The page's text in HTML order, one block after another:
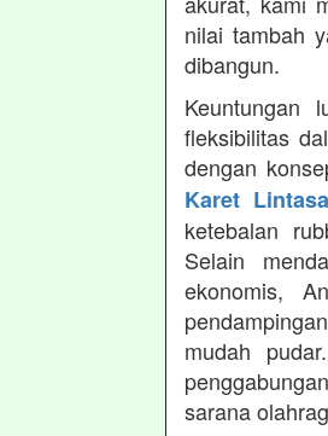
nilai tambah
dibangun.
Keuntungan
fleksibilitas
dengan
Karet
ketebalan
Selain
ekonomis,
mudah
sarana